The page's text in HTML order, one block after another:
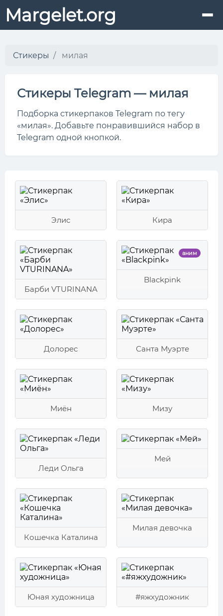
Margelet.org
Стикеры милая
Стикеры Telegram — милая
Подборка стикерпаков Telegram по тегу
«милая». Добавьте понравившийся набор в
Telegram одной кнопкой.
Элис Кира
Барби VTURINANA
аним
Blackpink
Долорес Санта Муэрте
Миён Мизу
Леди Ольга
Мей
Кошечка Каталина
Милая девочка
Юная художница #яжхудожник